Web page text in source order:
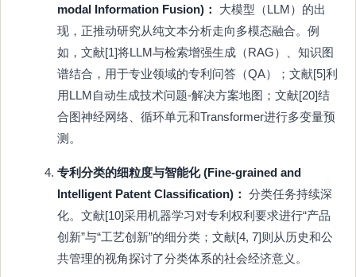
modal Information Fusion)：
大模型（LLM）的出
现，正推动研究从纯文本分析走向多模态融合。例
如，文献[1]将LLM与检索增强生成（RAG）、知识图
谱结合，用于专业领域的专利问答（QA）；文献[5]利
用LLM自动生成技术问题-解决方案地图；文献[20]结
合图神经网络、循环单元和Transformer进行多变量预
测。
专利分类的细粒度与智能化 (Fine-grained and
Intelligent Patent Classification)： 分类任务持续深
化。文献[10]采用机器学习对专利权利要求进行“产品
创新”与“工艺创新”的细分类；文献[4, 7]则从历史和公
共管理的视角探讨了分类体系的社会经济意义。